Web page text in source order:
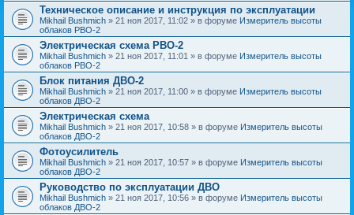
Техническое описание и инструкция по эксплуатации
Mikhail Bushmich » 21 ноя 2017, 11:02 » в форуме Измеритель высоты
облаков РВО-2
Электрическая схема РВО-2
Mikhail Bushmich » 21 ноя 2017, 11:01 » в форуме Измеритель высоты
облаков РВО-2
Блок питания ДВО-2
Mikhail Bushmich » 21 ноя 2017, 11:00 » в форуме Измеритель высоты
облаков ДВО-2
Электрическая схема
Mikhail Bushmich » 21 ноя 2017, 10:58 » в форуме Измеритель высоты
облаков ДВО-2
Фотоусилитель
Mikhail Bushmich » 21 ноя 2017, 10:57 » в форуме Измеритель высоты
облаков ДВО-2
Руководство по эксплуатации ДВО
Mikhail Bushmich » 21 ноя 2017, 10:56 » в форуме Измеритель высоты
облаков ДВО-2